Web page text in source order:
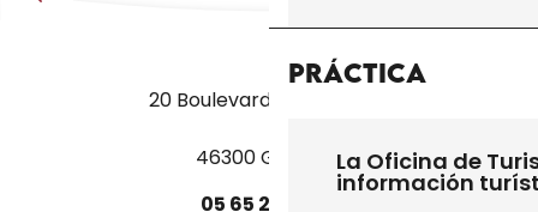
Práctica
La Oficina de
información
20 Boulevard des Martyrs
46300 Gourdon
05 65 27